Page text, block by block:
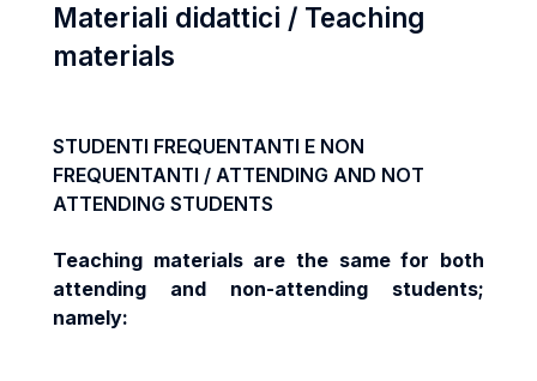
Materiali didattici / Teaching
materials
STUDENTI FREQUENTANTI E NON
FREQUENTANTI / ATTENDING AND NOT
ATTENDING STUDENTS
Teaching materials are the same for both
attending and non-attending students;
namely: